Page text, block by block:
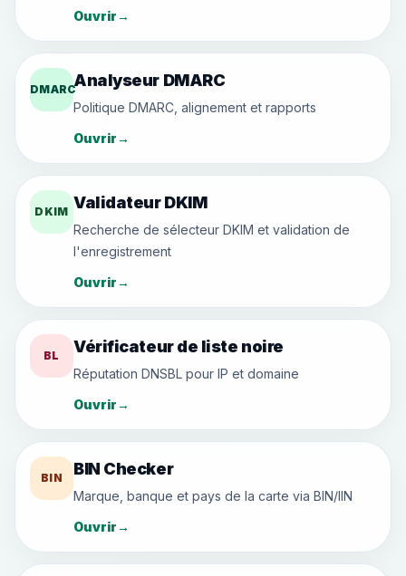
Ouvrir→
DMARCAnalyseur DMARC
Politique DMARC, alignement et rapports
Ouvrir→
DKIM Validateur DKIM
Recherche de sélecteur DKIM et validation de
l'enregistrement
Ouvrir→
BL Vérificateur de liste noire
Réputation DNSBL pour IP et domaine
Ouvrir→
BIN BIN Checker
Marque, banque et pays de la carte via BIN/IIN
Ouvrir→